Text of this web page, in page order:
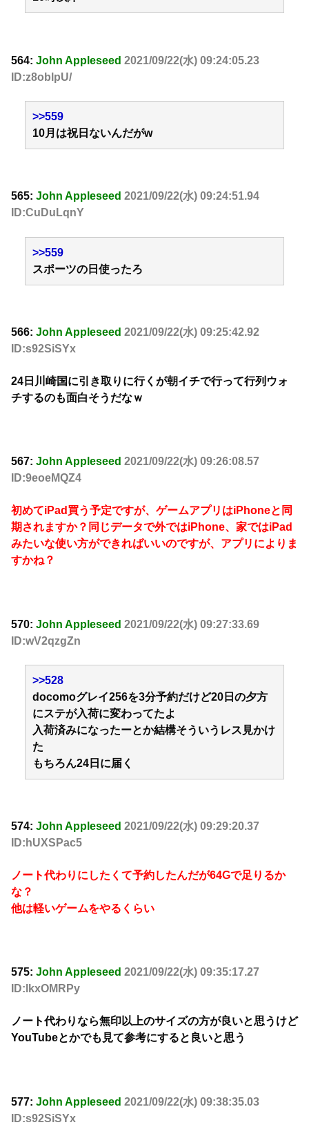
564: John Appleseed 2021/09/22(水) 09:24:05.23
ID:z8oblpU/
>>559
10月は祝日ないんだがw
565: John Appleseed 2021/09/22(水) 09:24:51.94
ID:CuDuLqnY
>>559
スポーツの日使ったろ
566: John Appleseed 2021/09/22(水) 09:25:42.92
ID:s92SiSYx
24日川崎国に引き取りに行くが朝イチで行って行列ウォ
チするのも面白そうだなｗ
567: John Appleseed 2021/09/22(水) 09:26:08.57
ID:9eoeMQZ4
初めてiPad買う予定ですが、ゲームアプリはiPhoneと同
期されますか？同じデータで外ではiPhone、家ではiPad
みたいな使い方ができればいいのですが、アプリによりま
すかね？
570: John Appleseed 2021/09/22(水) 09:27:33.69
ID:wV2qzgZn
>>528
docomoグレイ256を3分予約だけど20日の夕方
にステが入荷に変わってたよ
入荷済みになったーとか結構そういうレス見かけ
た
もちろん24日に届く
574: John Appleseed 2021/09/22(水) 09:29:20.37
ID:hUXSPac5
ノート代わりにしたくて予約したんだが64Gで足りるか
な？
他は軽いゲームをやるくらい
575: John Appleseed 2021/09/22(水) 09:35:17.27
ID:lkxOMRPy
ノート代わりなら無印以上のサイズの方が良いと思うけど
YouTubeとかでも見て参考にすると良いと思う
577: John Appleseed 2021/09/22(水) 09:38:35.03
ID:s92SiSYx